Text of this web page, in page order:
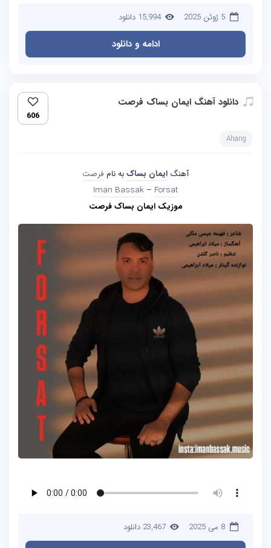
5 ژوئن 2025 15,994 دانلود
ادامه و دانلود
دانلود آهنگ ایمان بساک فرصت
606
Ahang
آهنگ ایمان بساکبه نام فرصت
Iman Bassak – Forsat
موزیک ایمان بساک فرصت
8 می 2025 23,467 دانلود